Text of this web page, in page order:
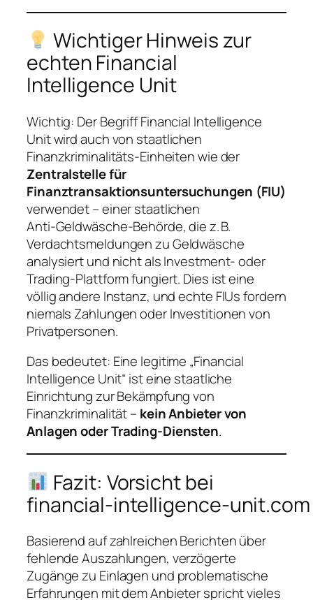
Wichtiger Hinweis zur
echten Financial
Intelligence Unit
Wichtig: Der BegriffFinancial Intelligence
Unitwird auch von staatlichen
Finanzkriminalitäts‑Einheiten wie der
Zentralstelle für
Finanztransaktionsuntersuchungen (FIU)
verwendet – einer staatlichen
Anti‑Geldwäsche‑Behörde, die z. B.
Verdachtsmeldungen zu Geldwäsche
analysiert und nicht als Investment‑ oder
Trading‑Plattform fungiert. Dies ist eine
völlig andere Instanz, und echte FIUs fordern
niemals Zahlungen oder Investitionen von
Privatpersonen.
Das bedeutet: Eine legitime „Financial
Intelligence Unit“ ist eine staatliche
Einrichtung zur Bekämpfung von
Finanzkriminalität – kein Anbieter von
Anlagen oder Trading‑Diensten.
Fazit: Vorsicht bei
financial‑intelligence‑unit.com
Basierend auf zahlreichen Berichten über
fehlende Auszahlungen, verzögerte
Zugänge zu Einlagen und problematische
Erfahrungen mit dem Anbieter spricht vieles